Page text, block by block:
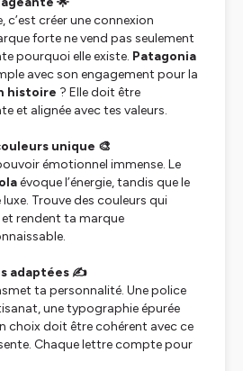
c’est créer une connexion
forte ne vend pas seulement
pourquoi elle existe. Patagonia
avec son engagement pour la
histoire ? Elle doit être
et alignée avec tes valeurs.
unique 🎨
émotionnel immense. Le
évoque l’énergie, tandis que le
Trouve des couleurs qui
rendent ta marque
adaptées ✍️
ta personnalité. Une police
une typographie épurée
choix doit être cohérent avec ce
Chaque lettre compte pour